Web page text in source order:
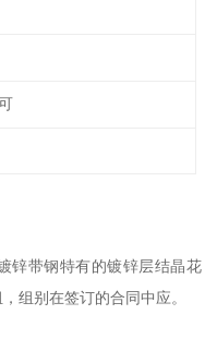
锌带钢特有的镀锌层结晶花
组别在签订的合同中应。